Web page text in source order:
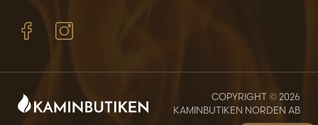
COPYRIGHT © 2026
KAMINBUTIKEN NORDEN AB